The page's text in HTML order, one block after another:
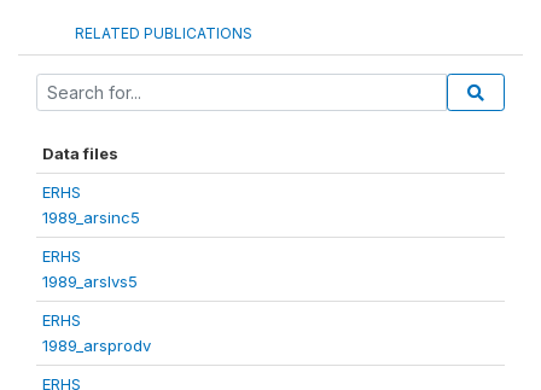
RELATED PUBLICATIONS
Data files
ERHS
1989_arsinc5
ERHS
1989_arslvs5
ERHS
1989_arsprodv
ERHS